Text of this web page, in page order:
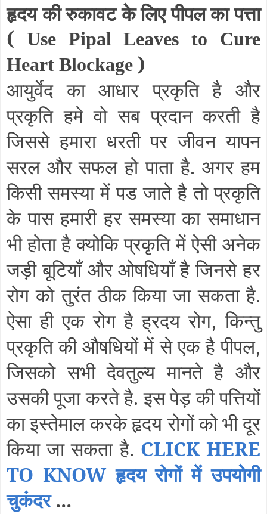
हृदय की रुकावट के लिए पीपल का पत्ता
( Use Pipal Leaves to Cure
Heart Blockage )
आयुर्वेद का आधार प्रकृति है और
प्रकृति हमे वो सब प्रदान करती है
जिससे हमारा धरती पर जीवन यापन
सरल और सफल हो पाता है. अगर हम
किसी समस्या में पड जाते है तो प्रकृति
के पास हमारी हर समस्या का समाधान
भी होता है क्योकि प्रकृति में ऐसी अनेक
जड़ी बूटियाँ और ओषधियाँ है जिनसे हर
रोग को तुरंत ठीक किया जा सकता है.
ऐसा ही एक रोग है ह्रदय रोग,किन्तु
प्रकृति की औषधियों में से एक है पीपल,
जिसको सभी देवतुल्य मानते है और
उसकी पूजा करते है. इस पेड़ की पत्तियों
का इस्तेमाल करके हृदय रोगों को भी दूर
किया जा सकता है. CLICK HERE
TO KNOW हृदय रोगों में उपयोगी
चुकंदर...